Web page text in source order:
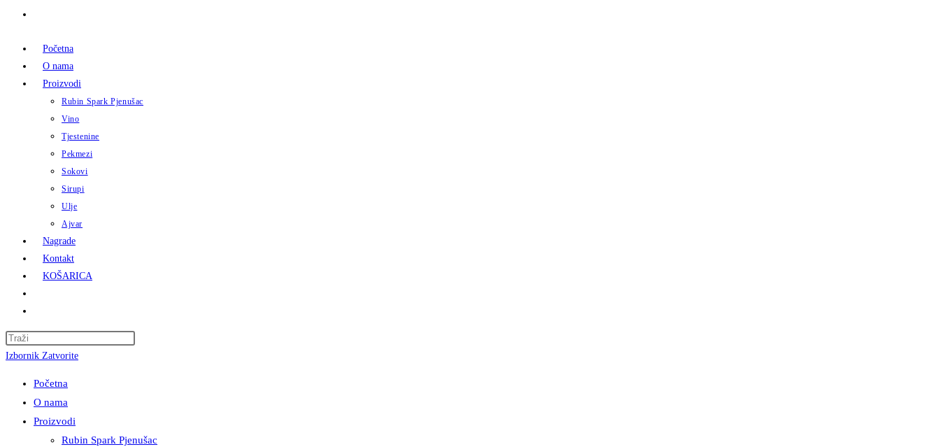
Početna
O nama
Proizvodi
Rubin Spark Pjenušac
Vino
Tjestenine
Pekmezi
Sokovi
Sirupi
Ulje
Ajvar
Nagrade
Kontakt
KOŠARICA
panel.
Izbornik Zatvorite
Početna
O nama
Proizvodi
Rubin Spark Pjenušac